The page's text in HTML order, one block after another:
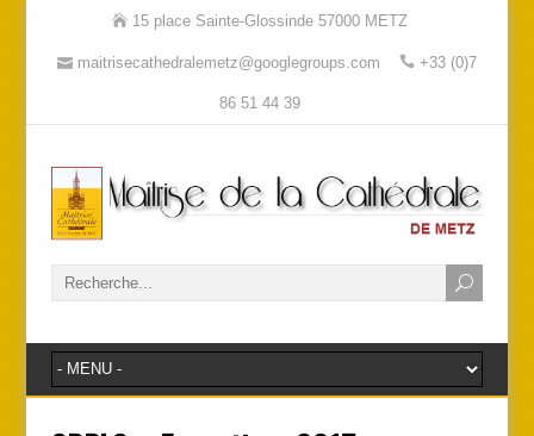
15 place Sainte-Glossinde 57000 METZ
maitrisecathedralemetz@googlegroups.com +33 (0)7
86 51 44 39